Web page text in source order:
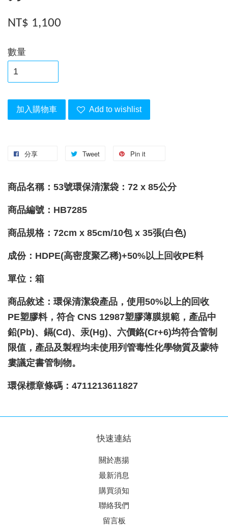
NT$ 1,100
數量
加入購物車 Add to wishlist
分享 Tweet Pin it
商品名稱：53號環保清潔袋：72 x 85公分
商品編號：HB7285
商品規格： 72cm x 85cm/10包 x 35張(白色)
成份： HDPE(高密度聚乙稀)+50%以上回收PE料
單位 ：箱
商品敘述：環保清潔袋產品，使用50%以上的回收
PE塑膠料，符合 CNS 12987塑膠薄膜規範，產品中
鉛(Pb)、鎘(Cd)、汞(Hg)、六價鉻(Cr+6)均符合管制
限值，產品及製程均未使用列管毒性化學物質及蒙特
婁議定書管制物。
環保標章條碼：4711213611827
快速連結
關於惠揚
最新消息
購買須知
聯絡我們
留言板